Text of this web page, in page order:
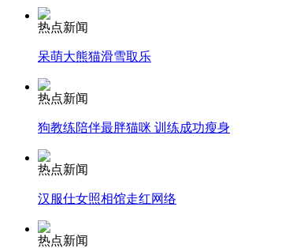
纽约上演“枕头大战”
司机酒驾遇交警 急速倒车逃窜
热点新闻
呆萌大熊猫滑雪取乐
热点新闻
狗教练陪伴最胖猫咪 训练成功瘦身
热点新闻
汉服仕女照相馆走红网络
热点新闻